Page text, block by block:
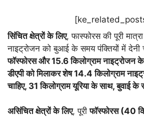
सिंचित क्षेत्रों के लिए, फास्फोरस की पूरी
नाइट्रोजन को बुआई के समय पंक्तियों में देनी
फॉस्फोरस और 15.6 किलोग्राम नाइट्रोजन
डीएपी को मिलाकर शेष 14.4 किलोग्राम
चाहिए, 31 किलोग्राम यूरिया के साथ, बुवाई के
असिंचित क्षेत्रों के लिए, पूरीफॉस्फोरस (40